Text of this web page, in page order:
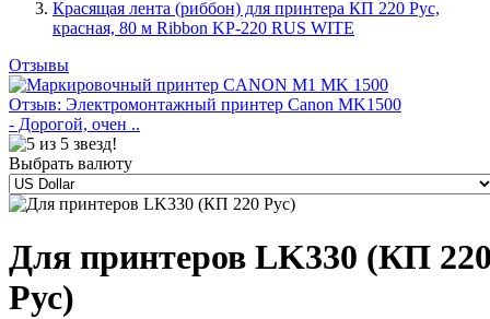
Красящая лента (риббон) для принтера КП 220 Рус,
красная, 80 м Ribbon KP-220 RUS WITE
Отзывы
Отзыв: Электромонтажный принтер Canon MK1500
- Дорогой, очен ..
Выбрать валюту
Для принтеров LK330 (КП
Рус)